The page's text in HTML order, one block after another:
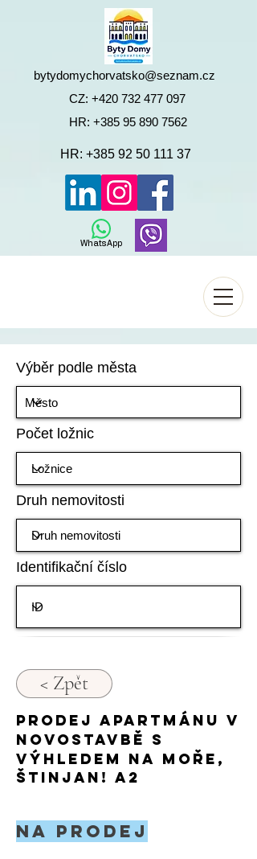
HR: +385 95 890 7562
CZ: +420 732 477 097
WhatsApp
bytydomychorvatsko@seznam.cz
HR: +385 92 50 111 37
Výběr podle města
Počet ložnic
Druh nemovitosti
Identifikační číslo
< Zpět
Prodej apartmánu v
novostavbě s
výhledem na moře,
Štinjan! A2
Na prodej